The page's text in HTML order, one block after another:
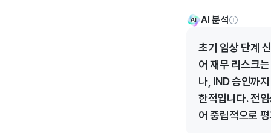
AI 분석
초기 임상 단계
어 재무 리스크
나, IND 승인까
한적입니다. 전
어 중립적으로